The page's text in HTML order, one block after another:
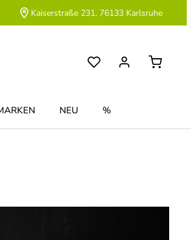
Kaiserstraße 231, 76133 Karlsruhe
NEU %